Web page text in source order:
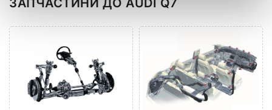
ЗАПЧАСТИНИ ДО AUDI Q7